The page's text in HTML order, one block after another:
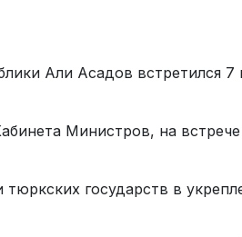
Али Асадов встретился
Министров, на
государств в